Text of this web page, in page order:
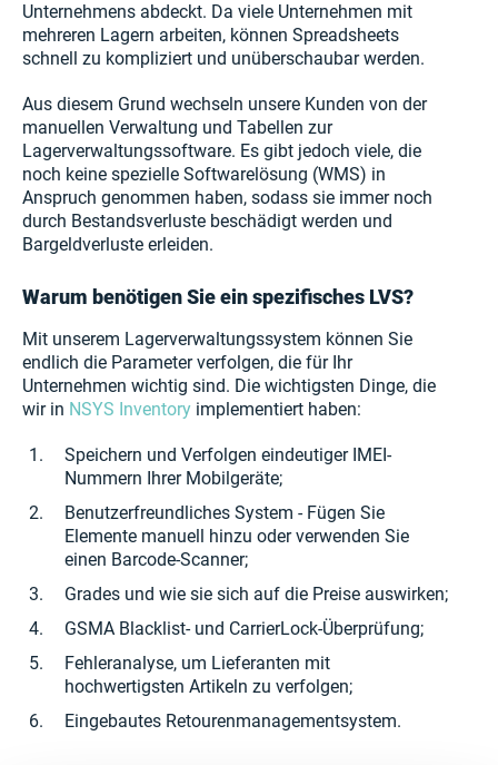
Unternehmens abdeckt. Da viele Unternehmen mit
mehreren Lagern arbeiten, können Spreadsheets
schnell zu kompliziert und unüberschaubar werden.
Aus diesem Grund wechseln unsere Kunden von der
manuellen Verwaltung und Tabellen zur
Lagerverwaltungssoftware. Es gibt jedoch viele, die
noch keine spezielle Softwarelösung (WMS) in
Anspruch genommen haben, sodass sie immer noch
durch Bestandsverluste beschädigt werden und
Bargeldverluste erleiden.
Warum benötigen Sie ein spezifisches LVS?
Mit unserem Lagerverwaltungssystem können Sie
endlich die Parameter verfolgen, die für Ihr
Unternehmen wichtig sind. Die wichtigsten Dinge, die
wir in NSYS Inventory implementiert haben:
Speichern und Verfolgen eindeutiger IMEI-
Nummern Ihrer Mobilgeräte;
Benutzerfreundliches System - Fügen Sie
Elemente manuell hinzu oder verwenden Sie
einen Barcode-Scanner;
Grades und wie sie sich auf die Preise auswirken;
GSMA Blacklist- und CarrierLock-Überprüfung;
Fehleranalyse, um Lieferanten mit
hochwertigsten Artikeln zu verfolgen;
Eingebautes Retourenmanagementsystem.